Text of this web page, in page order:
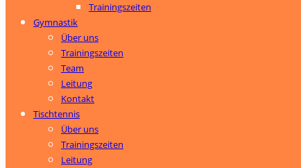
Trainingszeiten
Gymnastik
Über uns
Trainingszeiten
Team
Leitung
Kontakt
Tischtennis
Über uns
Trainingszeiten
Leitung